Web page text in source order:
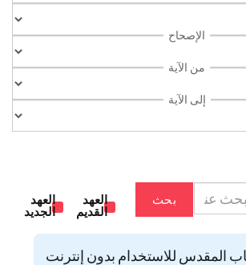
الإصحاح
من الآية
إلى الآية
بحث
العهد
القديم
العهد
الجديد
المقدس للاستخدام بدون إنترنت